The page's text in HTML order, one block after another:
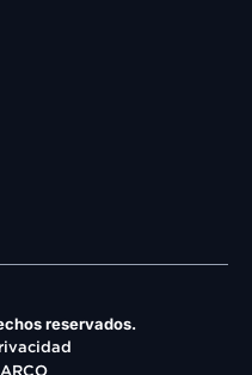
reservados.